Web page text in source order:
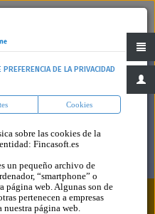
PREFERENCIA DE LA PRIVACIDAD
Cookies
sobre las cookies de la
Fincasoft.es
un pequeño archivo de
“smartphone” o
página web. Algunas son de
pertenecen a empresas
nuestra página web.